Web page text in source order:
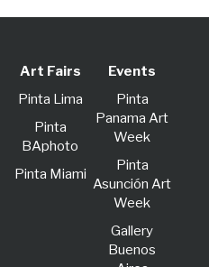
Art Fairs
Pinta Lima
Pinta
BAphoto
Pinta Miami
Events
Pinta
Panama Art
Week
Pinta
Asunción Art
Week
Gallery
Buenos